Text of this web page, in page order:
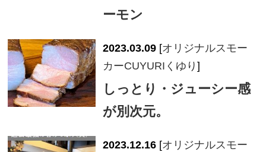
ーモン
2023.03.09 [オリジナルスモー
カーCUYURIくゆり]
しっとり・ジューシー感
が別次元。
2023.12.16 [オリジナルスモー